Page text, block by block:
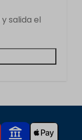
y salida el